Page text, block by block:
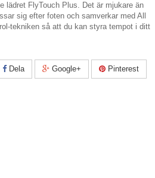
lädret FlyTouch Plus. Det är mjukare än
sig efter foten och samverkar med All
tekniken så att du kan styra tempot i ditt
Dela Google+ Pinterest